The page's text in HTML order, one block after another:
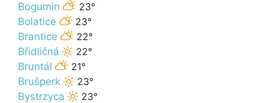
Bogumin
23°
Bolatice
23°
Brantice
22°
Břidličná
22°
Bruntál
21°
Brušperk
23°
Bystrzyca
23°